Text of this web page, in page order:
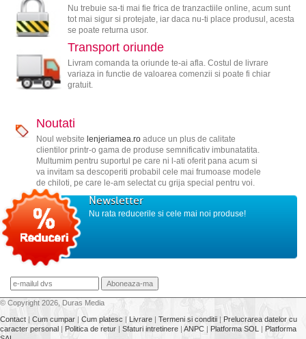
Nu trebuie sa-ti mai fie frica de tranzactiile online, acum sunt
tot mai sigur si protejate, iar daca nu-ti place produsul, acesta
se poate returna usor.
Transport oriunde
Livram comanda ta oriunde te-ai afla. Costul de livrare
variaza in functie de valoarea comenzii si poate fi chiar
gratuit.
Noutati
Noul website lenjeriamea.roaduce un plus de calitate
clientilor printr-o gama de produse semnificativ imbunatatita.
Multumim pentru suportul pe care ni l-ati oferit pana acum si
va invitam sa descoperiti probabil cele mai frumoase modele
de chiloti, pe care le-am selectat cu grija special pentru voi.
Newsletter
Nu rata reducerile si cele mai noi produse!
© Copyright 2026, Duras Media
Contact | Cum cumpar | Cum platesc | Livrare | Termeni si conditii | Prelucrarea datelor cu
caracter personal | Politica de retur | Sfaturi intretinere | ANPC | Platforma SOL | Platforma